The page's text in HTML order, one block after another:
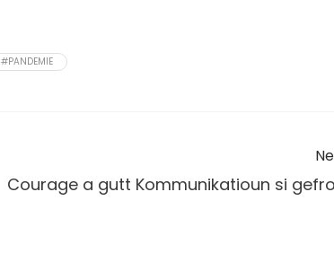
#PANDEMIE
Courage a gutt Kommunikatioun si